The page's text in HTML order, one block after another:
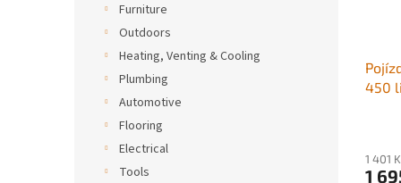
Furniture
Outdoors
Heating, Venting & Cooling
Plumbing
Automotive
Flooring
Electrical
Tools
450
černá
1 401
1